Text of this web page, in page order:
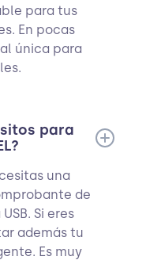
para tus
En pocas
única para
para
una
de
Si eres
además tu
Es muy